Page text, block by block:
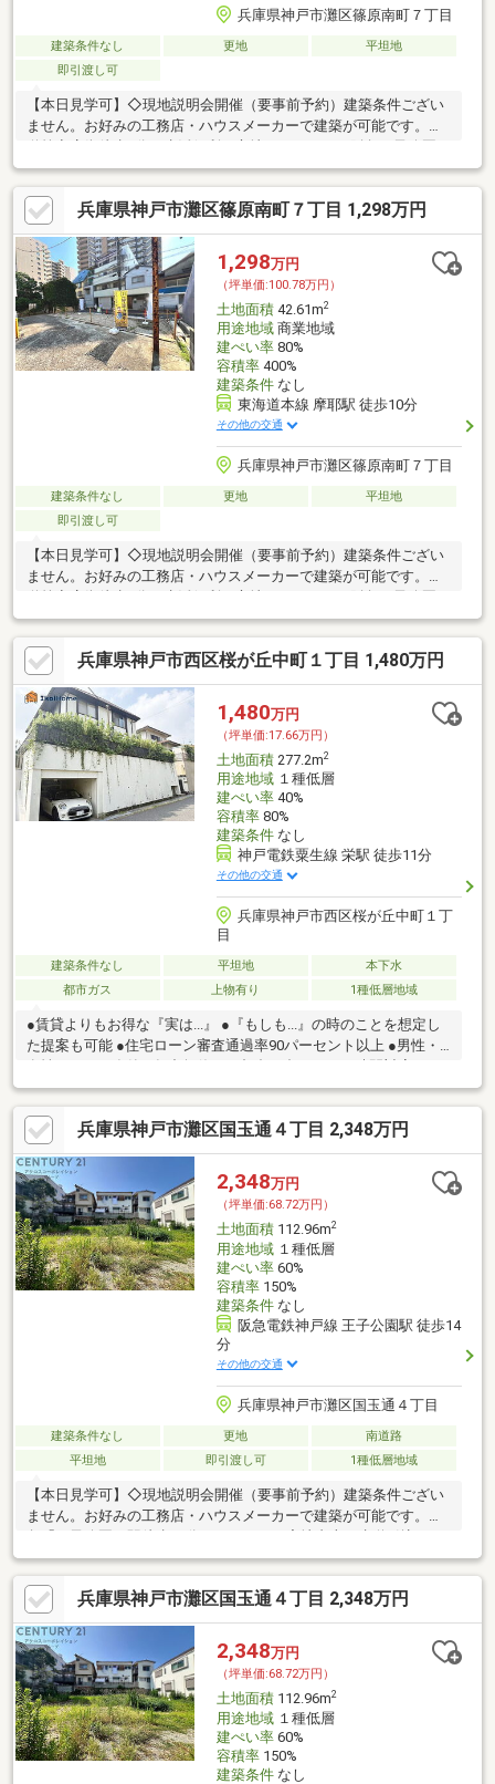
兵庫県神戸市灘区篠原南町７丁目
建築条件なし 更地
平坦地
即引渡し可
【本日見学可】◇現地説明会開催（要事前予約）建築条件ござい
ません。お好みの工務店・ハウスメーカーで建築が可能です。水
駅・JR摩耶駅徒歩10分。
兵庫県神戸市灘区篠原南町７丁目 1,298万円
1,298万円
（坪単価:100.78万円）
土地面積42.61m2
用途地域商業地域
建ぺい率80%
容積率400%
建築条件なし
東海道本線 摩耶駅 徒歩10分
その他の交通
兵庫県神戸市灘区篠原南町７丁目
建築条件なし 更地
平坦地
即引渡し可
【本日見学可】◇現地説明会開催（要事前予約）建築条件ござい
ません。お好みの工務店・ハウスメーカーで建築が可能です。水
駅・JR摩耶駅徒歩10分。
兵庫県神戸市西区桜が丘中町１丁目 1,480万円
1,480万円
（坪単価:17.66万円）
土地面積277.2m2
用途地域１種低層
建ぺい率40%
容積率80%
建築条件なし
神戸電鉄粟生線 栄駅 徒歩11分
その他の交通
兵庫県神戸市西区桜が丘中町１丁
目
建築条件なし 平坦地
本下水
都市ガス
上物有り 1種低層地域
●賃貸よりもお得な『実は...』 ●『もしも...』の時のことを想定し
た提案も可能 ●住宅ローン審査通過率90パーセント以上 ●男性・
兵庫県神戸市灘区国玉通４丁目 2,348万円
2,348万円
（坪単価:68.72万円）
土地面積112.96m2
用途地域１種低層
建ぺい率60%
容積率150%
建築条件なし
阪急電鉄神戸線 王子公園駅 徒歩14
分
その他の交通
兵庫県神戸市灘区国玉通４丁目
建築条件なし 更地
南道路
平坦地
即引渡し可 1種低層地域
【本日見学可】◇現地説明会開催（要事前予約）建築条件ござい
ません。お好みの工務店・ハウスメーカーで建築が可能です。阪
急「王子公園」駅徒歩14分になります。宅地内上下水道引込あ
り。建物参考プランあり。
兵庫県神戸市灘区国玉通４丁目 2,348万円
2,348万円
（坪単価:68.72万円）
土地面積112.96m2
用途地域１種低層
建ぺい率60%
容積率150%
建築条件なし